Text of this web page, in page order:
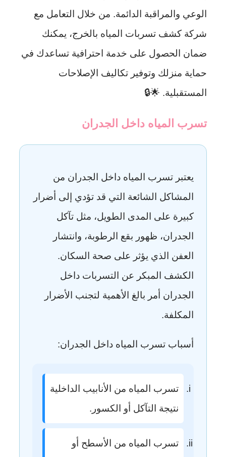
الوعي والمراقبة الدائمة. من خلال التعامل مع
شركة كشف تسربات المياه بالخرج، يمكنك
ضمان الحصول على خدمة احترافية تساعدك في
حماية منزلك وتوفير تكاليف الإصلاحات
المستقبلية. 🌟🔒
تسرب المياه داخل الجدران
يعتبر تسرب المياه داخل الجدران من
المشاكل الشائعة التي قد تؤدي إلى أضرار
كبيرة على المدى الطويل، مثل تآكل
الجدران، ظهور بقع الرطوبة، وانتشار
العفن الذي يؤثر على صحة السكان.
الكشف المبكر عن التسربات داخل
الجدران أمر بالغ الأهمية لتجنب الأضرار
المكلفة.
أسباب تسرب المياه داخل الجدران:
تسرب المياه من الأنابيب الداخلية
نتيجة التآكل أو الكسور.
تسرب المياه من الأسطح أو